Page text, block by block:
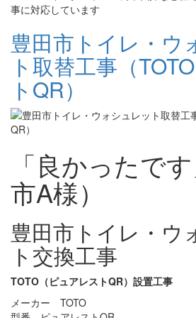
事に対応しています
豊田市トイレ・ウ
ト取替工事（
トQR）
「良かったで
市A様）
豊田市トイレ・ウ
ト交換工事
TOTO（ピュアレストQR）設置工事
メーカー TOTO